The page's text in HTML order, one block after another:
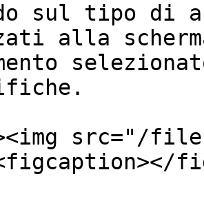
sul tipo di
alla
src="/